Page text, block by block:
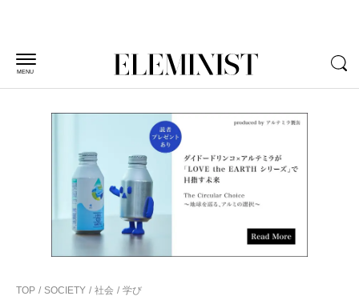
MENU
TOP SOCIETY 社会 学び